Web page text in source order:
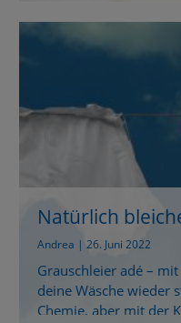
gehört zu den
kommt ganz
Natürlich
wirklich wirken
Andrea | 26. Juni 2022
Grauschleier adé –
deine Wäsche wieder
Chemie, aber mit der